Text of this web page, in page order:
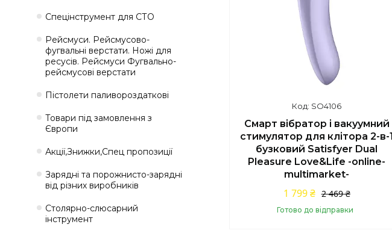
SO4106
Смарт вібратор і вакуумний
стимулятор для клітора 2-в-1
бузковий Satisfyer Dual
Pleasure Love&Life -online-
multimarket-
2 469 ₴
1 799 ₴
Готово до відправки
Спецінструмент для СТО
Рейсмуси. Рейсмусово-
фугвальні верстати. Ножі для
ресусів. Рейсмуси Фугвально-
рейсмусові верстати
Пістолети паливороздаткові
Товари під замовлення з
Європи
Акції,Знижки,Спец пропозиції
Зарядні та порожнисто-зарядні
від різних виробників
Столярно-слюсарний
інструмент